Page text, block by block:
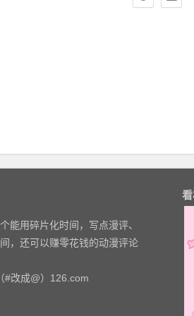
能用碎片化时间，写点漫评、
，还可以赚零花钱的动漫评论
#改成@）126.com